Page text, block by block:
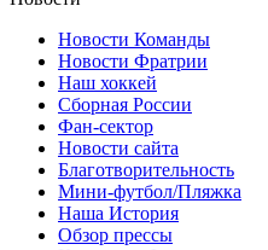
Новости Команды
Новости Фратрии
Наш хоккей
Сборная России
Фан-cектор
Новости сайта
Благотворительность
Мини-футбол/Пляжка
Наша История
Обзор прессы